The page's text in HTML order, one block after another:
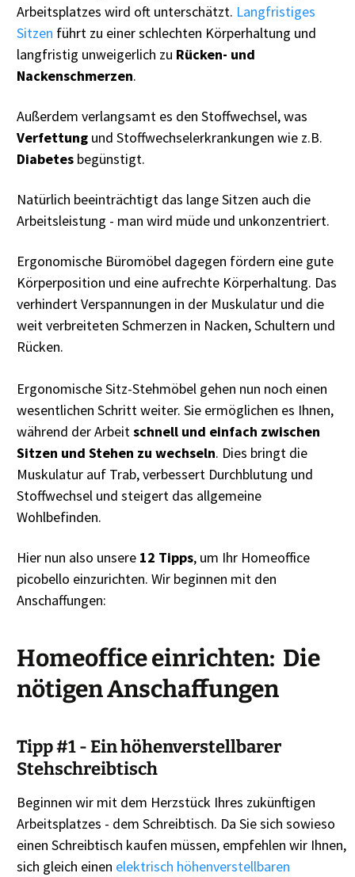
Arbeitsplatzes wird oft unterschätzt. Langfristiges
Sitzen führt zu einer schlechten Körperhaltung und
langfristig unweigerlich zu Rücken- und
Nackenschmerzen.
Außerdem verlangsamt es den Stoffwechsel, was
Verfettung und Stoffwechselerkrankungen wie z.B.
Diabetes begünstigt.
Natürlich beeinträchtigt das lange Sitzen auch die
Arbeitsleistung - man wird müde und unkonzentriert.
Ergonomische Büromöbel dagegen fördern eine gute
Körperposition und eine aufrechte Körperhaltung. Das
verhindert Verspannungen in der Muskulatur und die
weit verbreiteten Schmerzen in Nacken, Schultern und
Rücken.
Ergonomische Sitz-Stehmöbel gehen nun noch einen
wesentlichen Schritt weiter. Sie ermöglichen es Ihnen,
während der Arbeitschnell und einfach zwischen
Sitzen und Stehen zu wechseln. Dies bringt die
Muskulatur auf Trab, verbessert Durchblutung und
Stoffwechsel und steigert das allgemeine
Wohlbefinden.
Hier nun also unsere 12 Tipps, um Ihr Homeoffice
picobello einzurichten. Wir beginnen mit den
Anschaffungen:
Homeoffice einrichten: Die
nötigen Anschaffungen
Tipp #1 - Ein höhenverstellbarer
Stehschreibtisch
Beginnen wir mit dem Herzstück Ihres zukünftigen
Arbeitsplatzes - dem Schreibtisch. Da Sie sich sowieso
einen Schreibtisch kaufen müssen, empfehlen wir Ihnen,
sich gleich einen elektrisch höhenverstellbaren